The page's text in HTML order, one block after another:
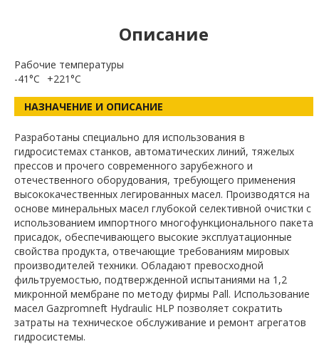
Описание
Рабочие температуры
-41°C
+221°C
НАЗНАЧЕНИЕ И ОПИСАНИЕ
Разработаны специально для использования в
гидросистемах станков, автоматических линий, тяжелых
прессов и прочего современного зарубежного и
отечественного оборудования, требующего применения
высококачественных легированных масел. Производятся на
основе минеральных масел глубокой селективной очистки с
использованием импортного многофункционального пакета
присадок, обеспечивающего высокие эксплуатационные
свойства продукта, отвечающие требованиям мировых
производителей техники. Обладают превосходной
фильтруемостью, подтвержденной испытаниями на 1,2
микронной мембране по методу фирмы Pall. Использование
масел Gazpromneft Hydraulic HLP позволяет сократить
затраты на техническое обслуживание и ремонт агрегатов
гидросистемы.